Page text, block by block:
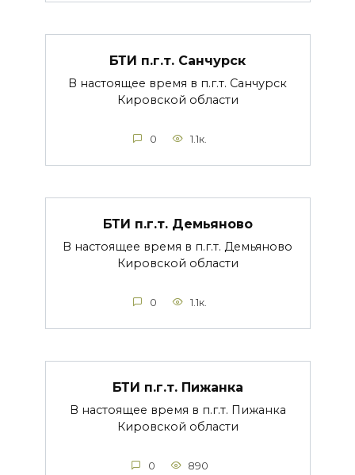
БТИ п.г.т. Санчурск
В настоящее время в п.г.т. Санчурск
Кировской области
0 1.1к.
БТИ п.г.т. Демьяново
В настоящее время в п.г.т. Демьяново
Кировской области
0 1.1к.
БТИ п.г.т. Пижанка
В настоящее время в п.г.т. Пижанка
Кировской области
0 890